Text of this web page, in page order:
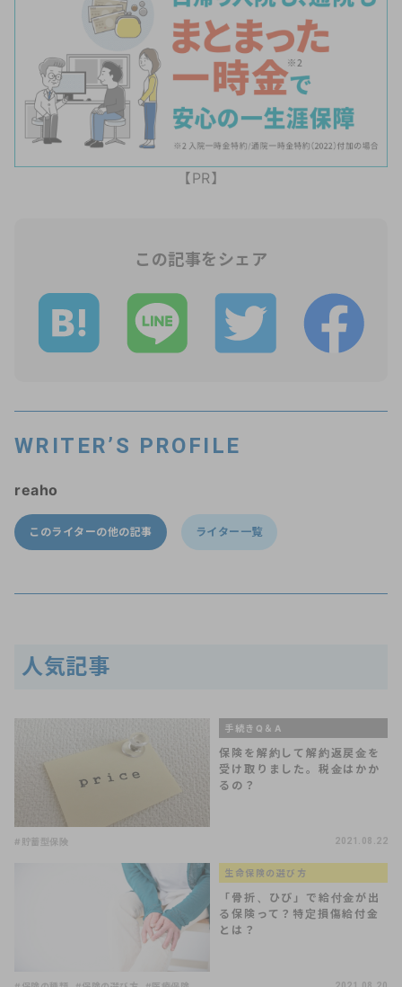
【PR】
この記事をシェア
WRITER’S PROFILE
reaho
このライターの他の記事 ライター一覧
人気記事
手続きQ＆A
保険を解約して解約返戻金を
受け取りました。税金はかか
るの？
#貯蓄型保険 2021.08.22
生命保険の選び方
「骨折、ひび」で給付金が出
る保険って？特定損傷給付金
とは？